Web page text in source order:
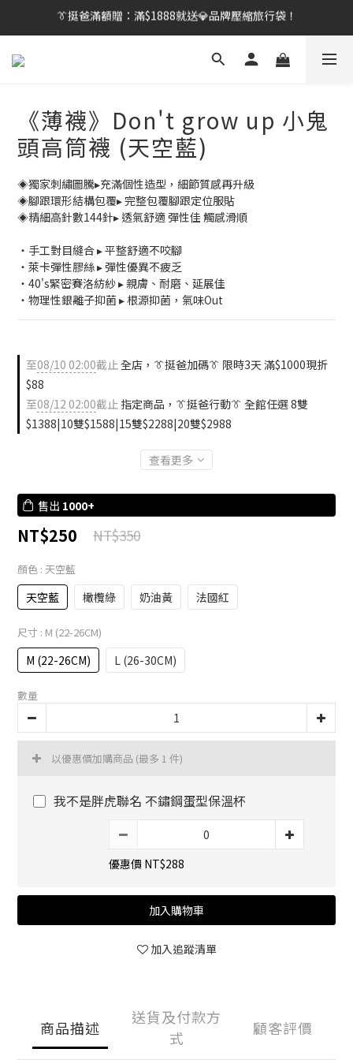
👔挺爸行動：全館襪款【最低$149起】✨立即下單！
【刷卡/電子支付限定】下單送✨WARX品牌質感杯袋！
👔挺爸行動：全館襪款【最低$149起】✨立即下單！
《薄襪》Don't grow up 小鬼
頭高筒襪 (天空藍)
◈獨家刺繡圖騰▸充滿個性造型，細節質感再升級
◈腳跟環形結構包覆▸ 完整包覆腳跟定位服貼
◈精細高針數144針▸ 透氣舒適 彈性佳 觸感滑順
・手工對目縫合 ▸ 平整舒適不咬腳
・萊卡彈性膠絲 ▸ 彈性優異不疲乏
・40's緊密賽洛紡紗 ▸ 親膚、耐磨、延展佳
・物理性銀離子抑菌 ▸ 根源抑菌，氣味Out
至08/10 02:00截止全店，👔挺爸加碼👔 限時3天 滿$1000現折
$88
至08/12 02:00截止 指定商品，👔挺爸行動👔 全館任選 8雙
$1388|10雙$1588|15雙$2288|20雙$2988
查看更多
售出 1000+
NT$250 NT$350
顏色 : 天空藍
天空藍 橄欖綠 奶油黃 法國紅
尺寸 : M (22-26CM)
M (22-26CM) L (26-30CM)
數量
以優惠價加購商品 (最多 1 件)
我不是胖虎聯名 不鏽鋼蛋型保溫杯
優惠價 NT$288
加入購物車
加入追蹤清單
商品描述
送貨及付款方
式
顧客評價